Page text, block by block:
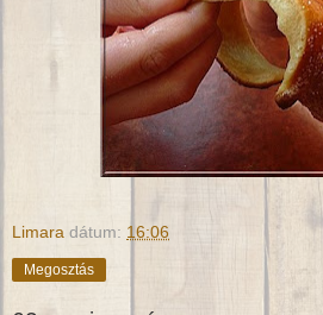
Limara dátum: 16:06
Megosztás